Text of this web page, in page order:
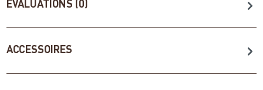
ÉVALUATIONS (0)
ACCESSOIRES